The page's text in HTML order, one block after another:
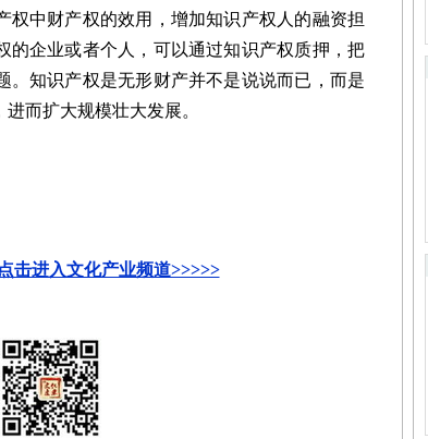
权中财产权的效用，增加知识产权人的融资担
的企业或者个人，可以通过知识产权质押，把
。知识产权是无形财产并不是说说而已，而是
而扩大规模壮大发展。
击进入文化产业频道>>>>>